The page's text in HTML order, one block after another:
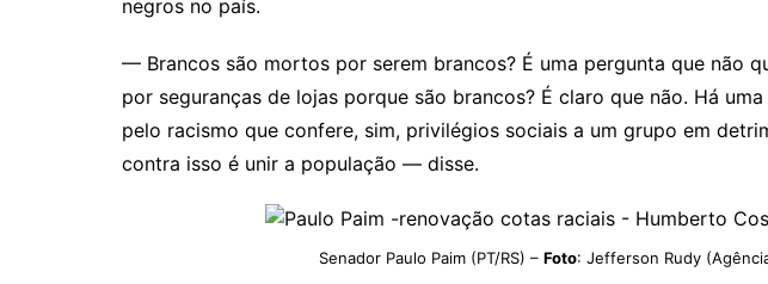
negros no país.
— Brancos são mortos por serem brancos? É uma pergunta que não
por seguranças de lojas porque são brancos? É claro que não. Há
pelo racismo que confere, sim, privilégios sociais a um grupo em
contra isso é unir a população — disse.
Senador Paulo Paim (PT/RS) – Foto: Jefferson Rudy